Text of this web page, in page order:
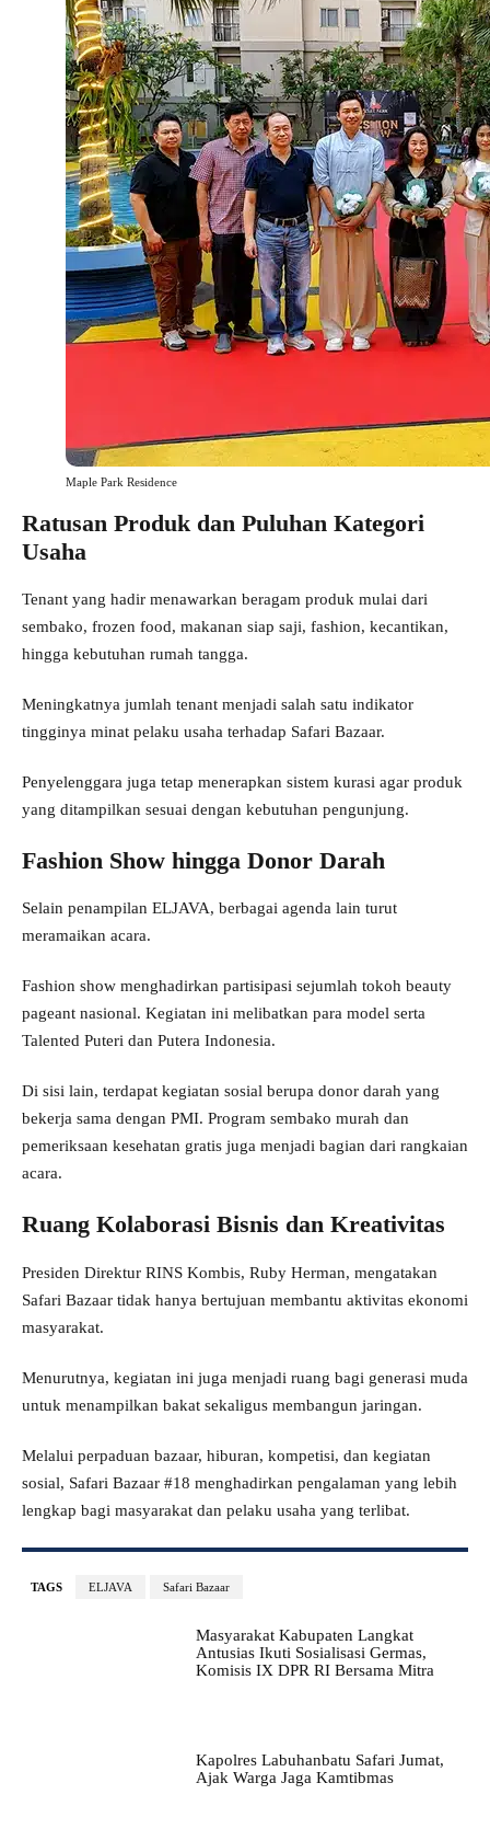
Maple Park Residence
Ratusan Produk dan Puluhan Kategori
Usaha
Tenant yang hadir menawarkan beragam produk mulai dari
sembako, frozen food, makanan siap saji, fashion, kecantikan,
hingga kebutuhan rumah tangga.
Meningkatnya jumlah tenant menjadi salah satu indikator
tingginya minat pelaku usaha terhadap Safari Bazaar.
Penyelenggara juga tetap menerapkan sistem kurasi agar produk
yang ditampilkan sesuai dengan kebutuhan pengunjung.
Fashion Show hingga Donor Darah
Selain penampilan ELJAVA, berbagai agenda lain turut
meramaikan acara.
Fashion show menghadirkan partisipasi sejumlah tokoh beauty
pageant nasional. Kegiatan ini melibatkan para model serta
Talented Puteri dan Putera Indonesia.
Di sisi lain, terdapat kegiatan sosial berupa donor darah yang
bekerja sama dengan PMI. Program sembako murah dan
pemeriksaan kesehatan gratis juga menjadi bagian dari rangkaian
acara.
Ruang Kolaborasi Bisnis dan Kreativitas
Presiden Direktur RINS Kombis, Ruby Herman, mengatakan
Safari Bazaar tidak hanya bertujuan membantu aktivitas ekonomi
masyarakat.
Menurutnya, kegiatan ini juga menjadi ruang bagi generasi muda
untuk menampilkan bakat sekaligus membangun jaringan.
Melalui perpaduan bazaar, hiburan, kompetisi, dan kegiatan
sosial, Safari Bazaar #18 menghadirkan pengalaman yang lebih
lengkap bagi masyarakat dan pelaku usaha yang terlibat.
TAGS ELJAVA Safari Bazaar
Masyarakat Kabupaten Langkat
Antusias Ikuti Sosialisasi Germas,
Komisis IX DPR RI Bersama Mitra
Kapolres Labuhanbatu Safari Jumat,
Ajak Warga Jaga Kamtibmas